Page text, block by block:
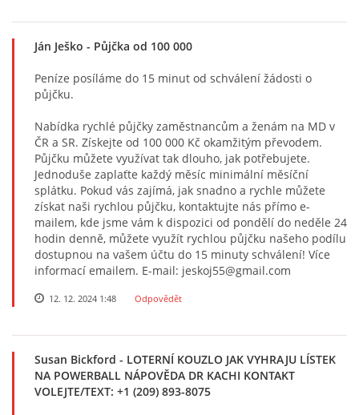
Ján Ješko - Půjčka od 100 000
Peníze posíláme do 15 minut od schválení žádosti o
půjčku.
Nabídka rychlé půjčky zaměstnancům a ženám na MD v
ČR a SR. Získejte od 100 000 Kč okamžitým převodem.
Půjčku můžete využívat tak dlouho, jak potřebujete.
Jednoduše zaplaťte každý měsíc minimální měsíční
splátku. Pokud vás zajímá, jak snadno a rychle můžete
získat naši rychlou půjčku, kontaktujte nás přímo e-
mailem, kde jsme vám k dispozici od pondělí do neděle 24
hodin denně, můžete využít rychlou půjčku našeho podílu
dostupnou na vašem účtu do 15 minuty schválení! Více
informací emailem. E-mail: jeskoj55@gmail.com
12. 12. 2024 1:48 Odpovědět
Susan Bickford - LOTERNÍ KOUZLO JAK VYHRAJU LÍSTEK
NA POWERBALL NÁPOVĚDA DR KACHI KONTAKT
VOLEJTE/TEXT: +1 (209) 893-8075